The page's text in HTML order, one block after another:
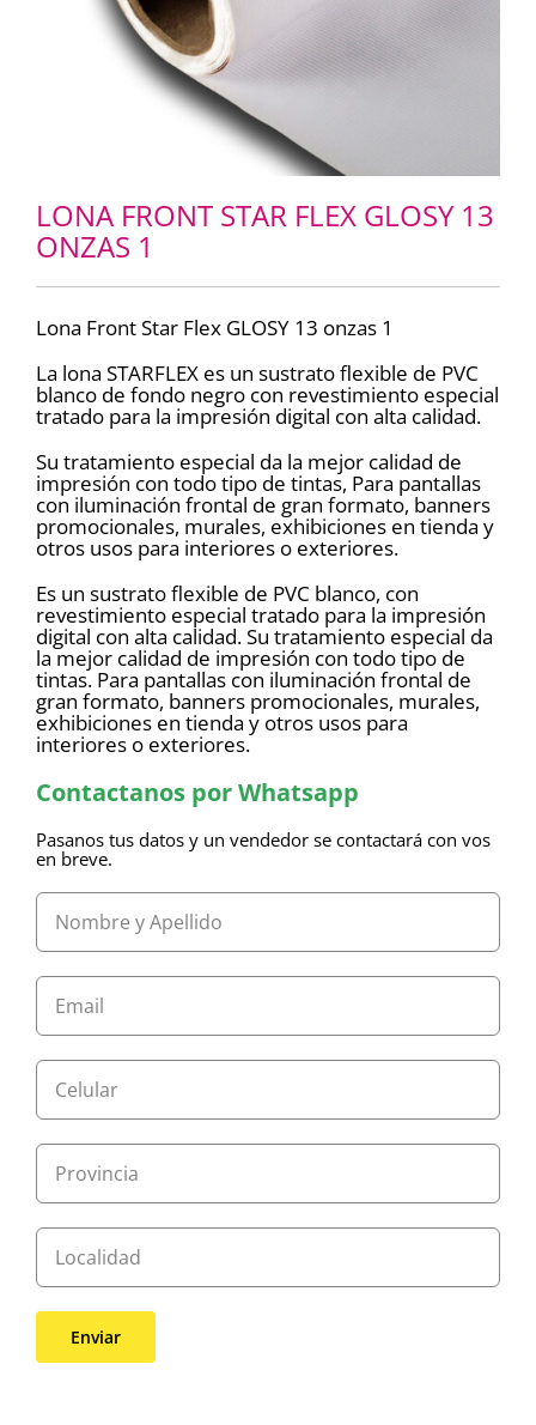
LONA FRONT STAR FLEX GLOSY 13
ONZAS 1
Lona Front Star Flex GLOSY 13 onzas 1
La lona STARFLEX es un sustrato flexible de PVC
blanco de fondo negro con revestimiento especial
tratado para la impresión digital con alta calidad.
Su tratamiento especial da la mejor calidad de
impresión con todo tipo de tintas, Para pantallas
con iluminación frontal de gran formato, banners
promocionales, murales, exhibiciones en tienda y
otros usos para interiores o exteriores.
Es un sustrato flexible de PVC blanco, con
revestimiento especial tratado para la impresión
digital con alta calidad. Su tratamiento especial da
la mejor calidad de impresión con todo tipo de
tintas. Para pantallas con iluminación frontal de
gran formato, banners promocionales, murales,
exhibiciones en tienda y otros usos para
interiores o exteriores.
Contactanos por Whatsapp
Pasanos tus datos y un vendedor se contactará con vos
en breve.